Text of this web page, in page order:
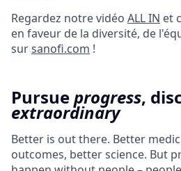
Regardez notre vidéo ALL IN et
en faveur de la diversité, de
sursanofi.com !
Pursueprogress,
extraordinary
Better is out there. Better
outcomes, better science. But